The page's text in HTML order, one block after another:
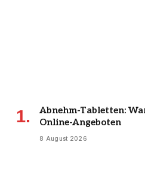
Abnehm-Tabletten:
Online-Angeboten
8 August 2026